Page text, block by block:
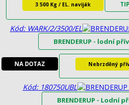
3 500 Kg / EL. naviják TIP
Kód: WARK/2/3500/EL
BRENDERUP - lodní
NA DOTAZ Nebrzděný
Kód: 180750UBL
BRENDERUP - Lodní